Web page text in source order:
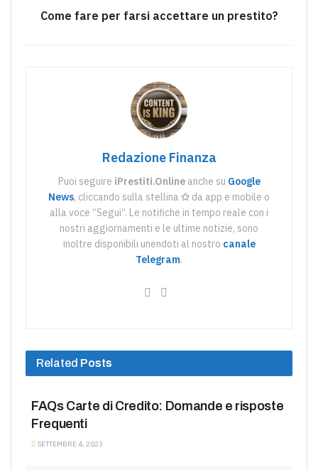
Come fare per farsi accettare un prestito?
Redazione Finanza
Puoi seguire iPrestiti.Onlineanche su Google
News, cliccando sulla stellina✩ da app e mobile o
alla voce “Segui“. Le notifiche in tempo reale con i
nostri aggiornamenti e le ultime notizie, sono
inoltre disponibili unendoti al nostro canale
Telegram.
Related Posts
PRESTITI DOMANDE FREQUENTI
FAQs Carte di Credito: Domande e risposte
Frequenti
SETTEMBRE 4, 2023